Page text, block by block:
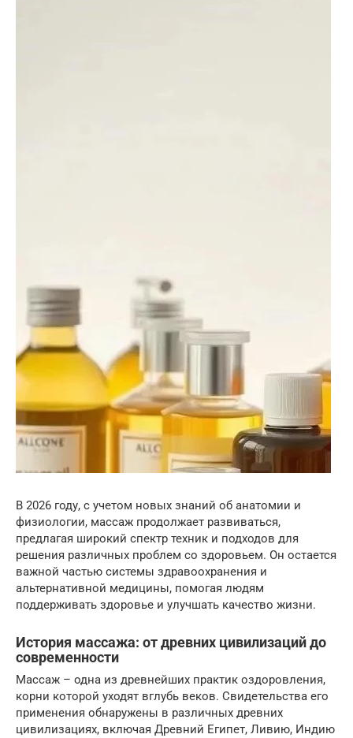
В 2026 году, с учетом новых знаний об анатомии и
физиологии, массаж продолжает развиваться,
предлагая широкий спектр техник и подходов для
решения различных проблем со здоровьем. Он остается
важной частью системы здравоохранения и
альтернативной медицины, помогая людям
поддерживать здоровье и улучшать качество жизни.
История массажа: от древних цивилизаций до
современности
Массаж – одна из древнейших практик оздоровления,
корни которой уходят вглубь веков. Свидетельства его
применения обнаружены в различных древних
цивилизациях, включая Древний Египет, Ливию, Индию